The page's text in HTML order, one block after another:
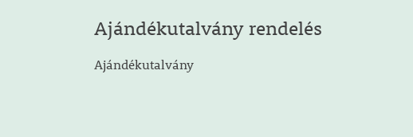
Ajándékutalvány rendelés
Ajándékutalvány